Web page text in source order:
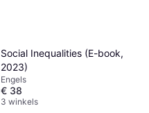
Social Inequalities (E-book,
2023)
Engels
€ 38
3 winkels